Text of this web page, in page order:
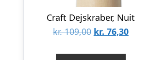
Craft Dejskraber, Nuit
kr.109,00 Den
kr. 76,30Den